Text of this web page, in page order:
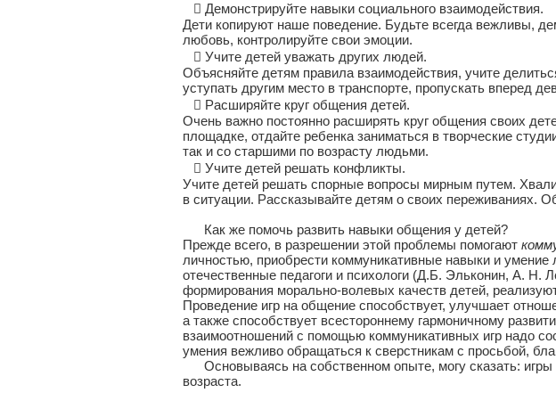
 Демонстрируйте навыки социального взаимодействия.
Дети копируют наше поведение. Будьте всегда вежливы,
любовь, контролируйте свои эмоции.
 Учите детей уважать других людей.
Объясняйте детям правила взаимодействия, учите
уступать другим место в транспорте, пропускать вперед
 Расширяйте круг общения детей.
Очень важно постоянно расширять круг общения своих
площадке, отдайте ребенка заниматься в творческие
так и со старшими по возрасту людьми.
 Учите детей решать конфликты.
Учите детей решать спорные вопросы мирным путем.
в ситуации. Рассказывайте детям о своих переживаниях.
Как же помочь развить навыки общения у детей?
Прежде всего, в разрешении этой проблемы помогают
личностью, приобрести коммуникативные навыки и
отечественные педагоги и психологи (Д.Б. Эльконин, А.
формирования морально-волевых качеств детей,
Проведение игр на общение способствует, улучшает
а также способствует всестороннему гармоничному
взаимоотношений с помощью коммуникативных игр надо
умения вежливо обращаться к сверстникам с просьбой,
Основываясь на собственном опыте, могу сказать: игры
возраста.